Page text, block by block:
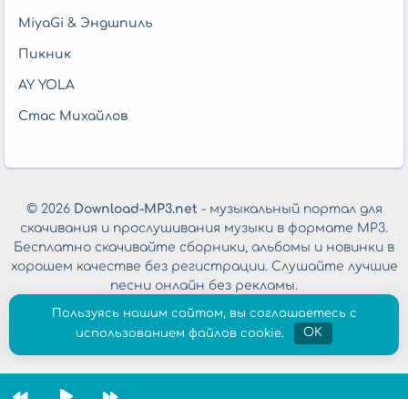
MiyaGi & Эндшпиль
Пикник
AY YOLA
Стас Михайлов
© 2026 Download-MP3.net - музыкальный портал для
скачивания и прослушивания музыки в формате MP3.
Бесплатно скачивайте сборники, альбомы и новинки в
хорошем качестве без регистрации. Слушайте лучшие
песни онлайн без рекламы.
Обратная связь
Политика конфиденциальности
Пользуясь нашим сайтом, вы соглашаетесь с
использованием файлов cookie.
OK